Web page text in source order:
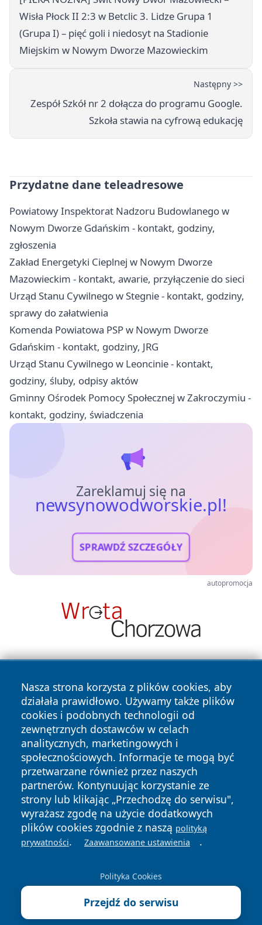
Wisła Płock II 2:3 w Betclic 3. Lidze Grupa 1
(Grupa I) – pięć goli i niedosyt na Stadionie
Miejskim w Nowym Dworze Mazowieckim
Następny >>
Zespół Szkół nr 2 dołącza do programu Google.
Szkoła stawia na cyfrową edukację
Przydatne dane teleadresowe
Powiatowy Inspektorat Nadzoru Budowlanego w
Nowym Dworze Gdańskim - kontakt, godziny,
zgłoszenia
Zakład Energetyki Cieplnej w Nowym Dworze
Mazowieckim - kontakt, awarie, przyłączenie do sieci
Urząd Stanu Cywilnego w Stegnie - kontakt, godziny,
sprawy do załatwienia
Komenda Powiatowa PSP w Nowym Dworze
Gdańskim - kontakt, godziny, JRG
Urząd Stanu Cywilnego w Leoncinie - kontakt,
godziny, śluby, odpisy aktów
Gminny Ośrodek Pomocy Społecznej w Zakroczymiu -
kontakt, godziny, świadczenia
Zareklamuj się na
newsynowodworskie.pl!
SPRAWDŹ SZCZEGÓŁY
autopromocja
Nasza strona korzysta z plików cookies, aby
działała prawidłowo. Używamy także plików
cookies i podobnych technologii od
zewnętrznych dostawców w celach
analitycznych, marketingowych i
społecznościowych. Informacje te mogą być
przetwarzane również przez naszych
partnerów. Kontynuując korzystanie ze
strony lub klikając „Przechodzę do serwisu",
wyrażasz zgodę na użycie dodatkowych
plików cookies zgodnie z naszą polityką
prywatności. Zaawansowane ustawienia .
Polityka Cookies
Przejdź do serwisu
Copyright © 2026 newsynowodworskie.pl Wszystkie prawa
zastrzeżone.
News Autorzy
Polityka
Prywatności
Polityka
Cookies